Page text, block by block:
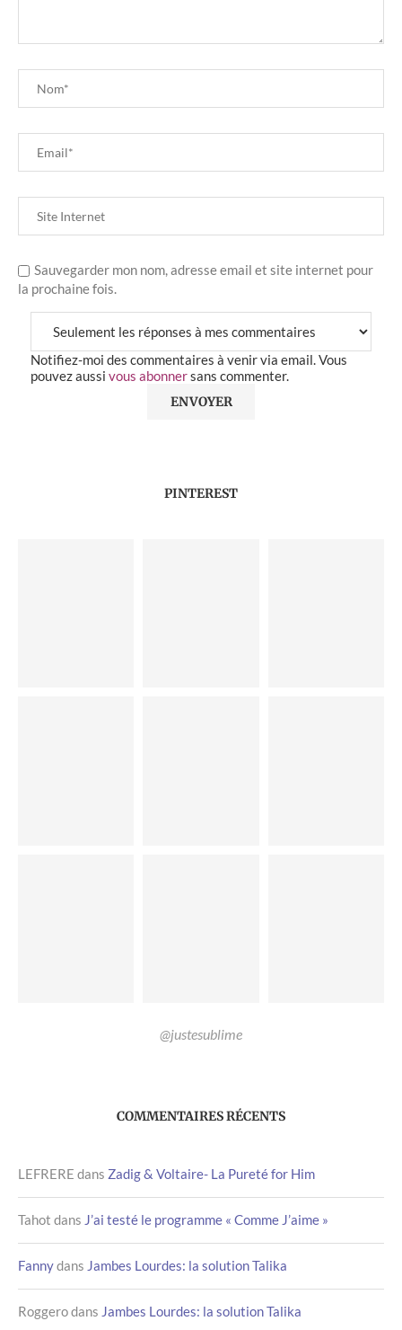
Sauvegarder mon nom, adresse email et site internet pour
la prochaine fois.
Notifiez-moi des commentaires à venir via email. Vous
pouvez aussi vous abonnersans commenter.
PINTEREST
@justesublime
COMMENTAIRES RÉCENTS
LEFRERE dans Zadig & Voltaire- La Pureté for Him
Tahot dans J’ai testé le programme « Comme J’aime »
Fannydans Jambes Lourdes: la solution Talika
Roggerodans Jambes Lourdes: la solution Talika